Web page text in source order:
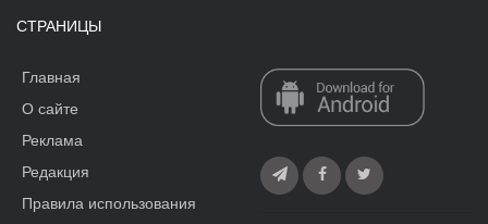
СТРАНИЦЫ
Главная
О сайте
Реклама
Редакция
Правила использования